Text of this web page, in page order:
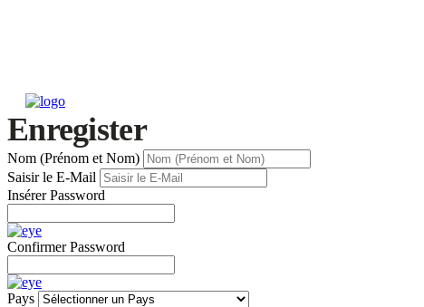
Enregister
Nom (Prénom et Nom)
Saisir le E-Mail
Insérer Password
Confirmer Password
Pays